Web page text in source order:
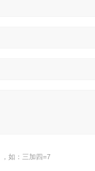
如：三加四=7